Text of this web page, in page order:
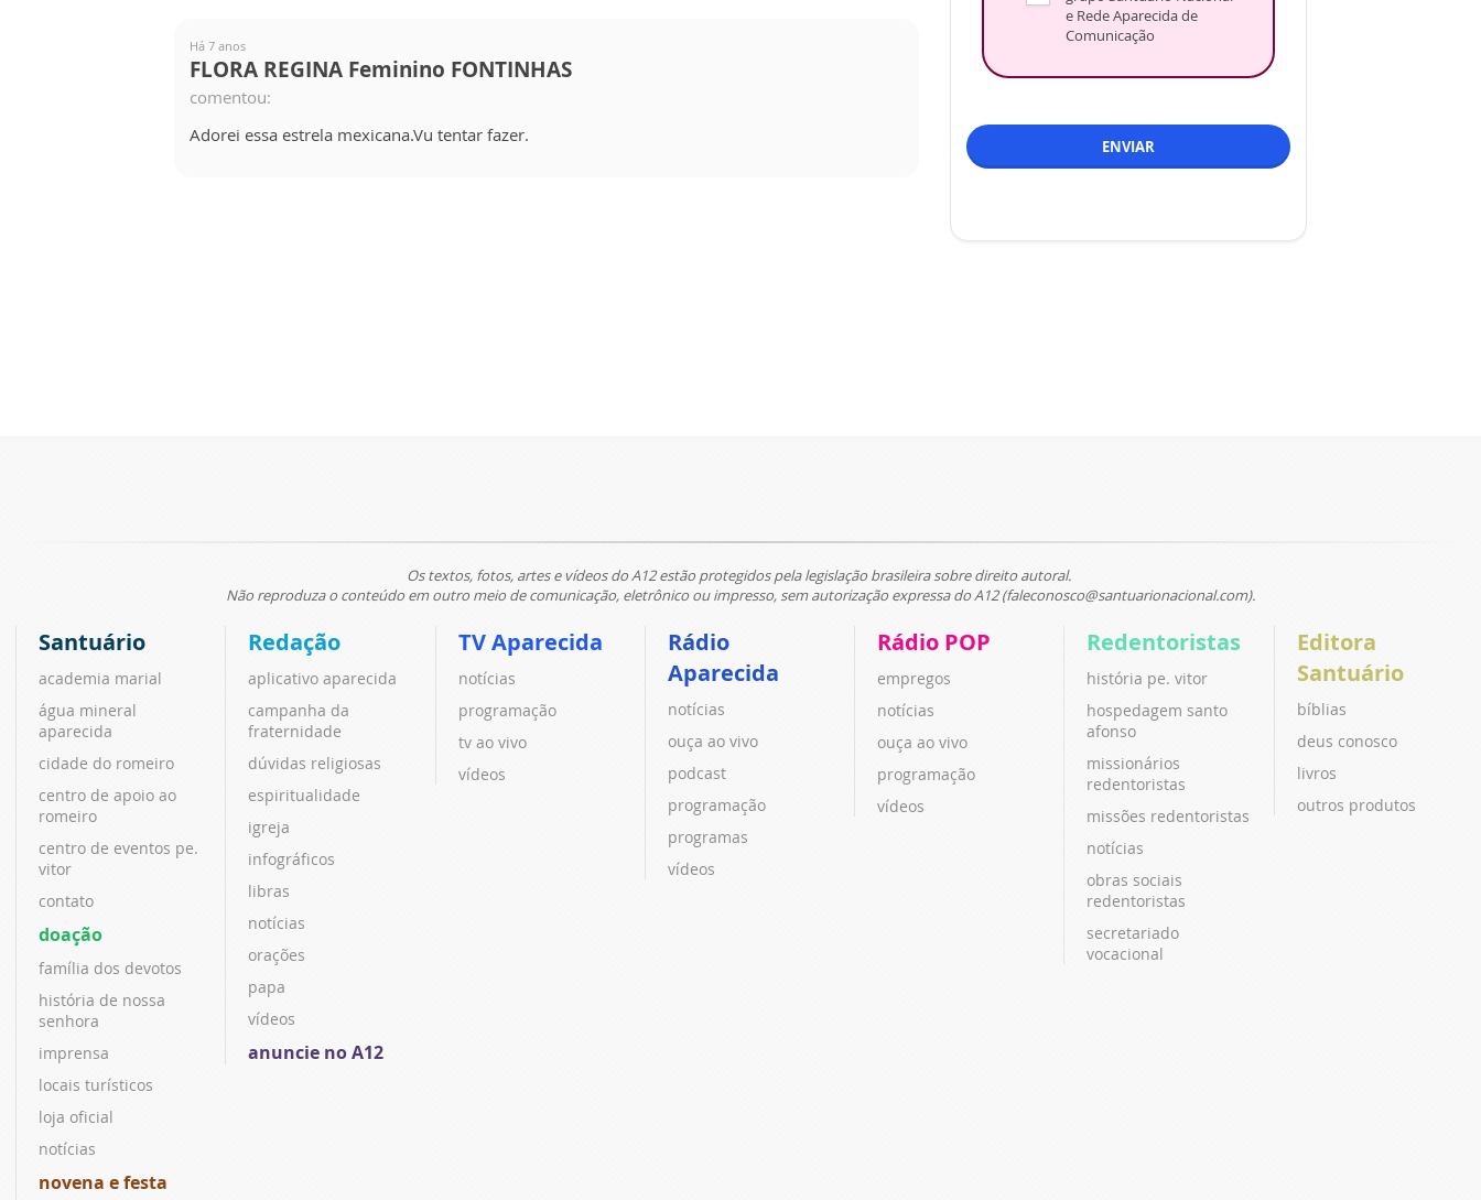
Há 7 anos
FLORA REGINA Feminino FONTINHAS
comentou:
Adorei essa estrela mexicana.Vu tentar fazer.
e Rede Aparecida de
Comunicação
ENVIAR
Os textos, fotos, artes e vídeos do A12 estão protegidos pela legislação brasileira sobre direito autoral.
Não reproduza o conteúdo em outro meio de comunicação, eletrônico ou impresso, sem autorização expressa do A12 (faleconosco@santuarionacional.com).
Santuário
academia marial
água mineral
aparecida
cidade do romeiro
centro de apoio ao
romeiro
centro de eventos pe.
vitor
contato
doação
família dos devotos
história de nossa
senhora
imprensa
locais turísticos
loja oficial
notícias
novena e festa
Redação
aplicativo aparecida
campanha da
fraternidade
dúvidas religiosas
espiritualidade
igreja
infográficos
libras
notícias
orações
papa
vídeos
anuncie no A12
TV Aparecida
notícias
programação
tv ao vivo
vídeos
Rádio
Aparecida
notícias
ouça ao vivo
podcast
programação
programas
vídeos
Rádio POP
empregos
notícias
ouça ao vivo
programação
vídeos
Redentoristas
história pe. vitor
hospedagem santo
afonso
missionários
redentoristas
missões redentoristas
notícias
obras sociais
redentoristas
secretariado
vocacional
Editora
Santuário
bíblias
deus conosco
livros
outros produtos